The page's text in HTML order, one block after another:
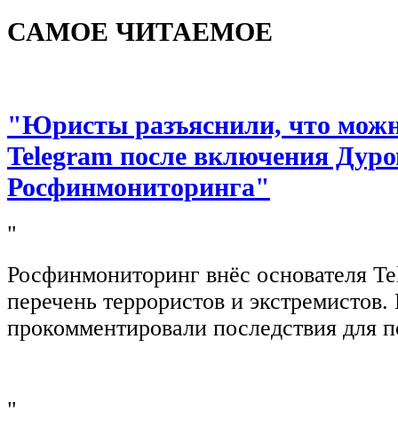
САМОЕ ЧИТАЕМОЕ
"Юристы разъяснили, что
Telegram после включения
Росфинмониторинга"
"
Росфинмониторинг внёс основателя
перечень террористов и
прокомментировали последствия для
"